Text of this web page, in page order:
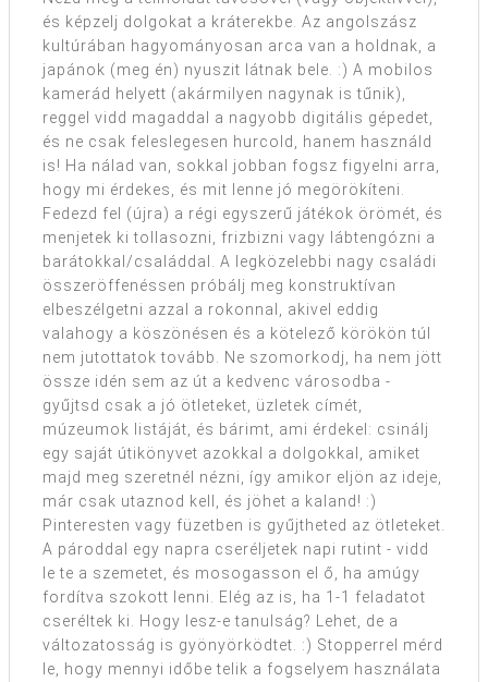
és képzelj dolgokat a kráterekbe. Az angolszász
kultúrában hagyományosan arca van a holdnak, a
japánok (meg én) nyuszit látnak bele. :) A mobilos
kamerád helyett (akármilyen nagynak is tűnik),
reggel vidd magaddal a nagyobb digitális gépedet,
és ne csak feleslegesen hurcold, hanem használd
is! Ha nálad van, sokkal jobban fogsz figyelni arra,
hogy mi érdekes, és mit lenne jó megörökíteni.
Fedezd fel (újra) a régi egyszerű játékok örömét, és
menjetek ki tollasozni, frizbizni vagy lábtengózni a
barátokkal/családdal. A legközelebbi nagy családi
összeröffenéssen próbálj meg konstruktívan
elbeszélgetni azzal a rokonnal, akivel eddig
valahogy a köszönésen és a kötelező körökön túl
nem jutottatok tovább. Ne szomorkodj, ha nem jött
össze idén sem az út a kedvenc városodba -
gyűjtsd csak a jó ötleteket, üzletek címét,
múzeumok listáját, és bárimt, ami érdekel: csinálj
egy saját útikönyvet azokkal a dolgokkal, amiket
majd meg szeretnél nézni, így amikor eljön az ideje,
már csak utaznod kell, és jöhet a kaland! :)
Pinteresten vagy füzetben is gyűjtheted az ötleteket.
A pároddal egy napra cseréljetek napi rutint - vidd
le te a szemetet, és mosogasson el ő, ha amúgy
fordítva szokott lenni. Elég az is, ha 1-1 feladatot
cseréltek ki. Hogy lesz-e tanulság? Lehet, de a
változatosság is gyönyörködtet. :) Stopperrel mérd
le, hogy mennyi időbe telik a fogselyem használata